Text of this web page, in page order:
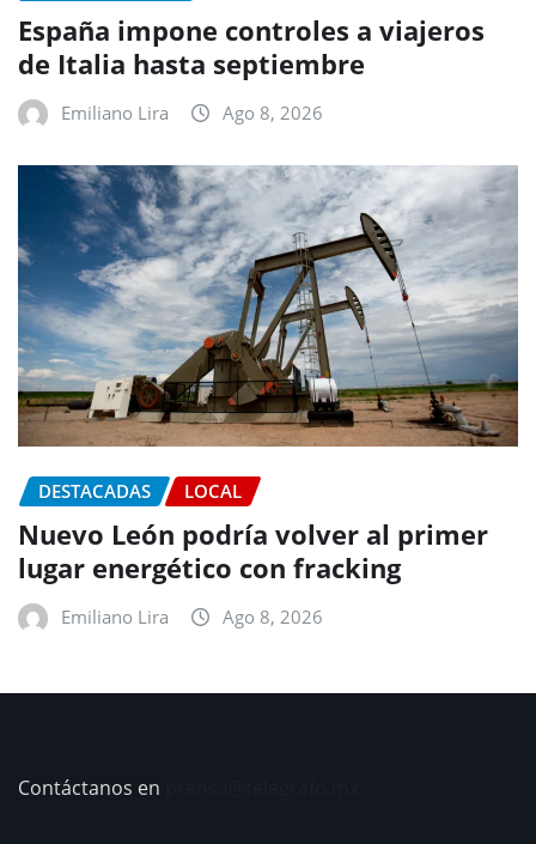
España impone controles a viajeros
de Italia hasta septiembre
Emiliano Lira Ago 8, 2026
DESTACADAS LOCAL
Nuevo León podría volver al primer
lugar energético con fracking
Emiliano Lira Ago 8, 2026
Contáctanos en